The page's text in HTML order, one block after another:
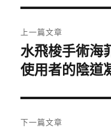
章
導
覽
上一篇文章
上
一
文
章:
水飛梭手術海
使用者的陰道
下一篇文章